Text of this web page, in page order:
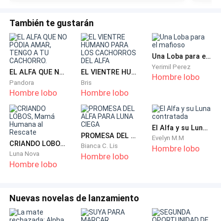
—¡Necesito que pujes más fuerte!
La mujer gritó otra vez y Levi la animó sin soltarla.
—Vamos, cariño, hazlo por nuestro bebé.
El golpe emocional fue devastador. La razón es que
cuando nació su hijo, Levi se había negado a entrar al
quirófano, afirmando que se desmayaría y que
confiaba en ella podría sola.
allí, sosteniendo la mano de otra mujer, dándole todo
lo que a ella le negó.
También te gustarán
EL ALFA QUE NO PODIA AMAR, TENGO A TU CACHORRO.
Pandora
Hombre lobo
EL VIENTRE HUMANO PARA LOS CACHORROS DEL ALFA
Bris
Hombre lobo
Una Loba para el mafioso
Yerimil Perez
Hombre lobo
CRIANDO LOBOS, Mamá Humana al Rescate
Luna Nova
Hombre lobo
PROMESA DEL ALFA PARA LUNA CIEGA
Bianca C. Lis
Hombre lobo
El Alfa y su Luna contratada
Evelyn M.M
Hombre lobo
Nuevas novelas de lanzamiento